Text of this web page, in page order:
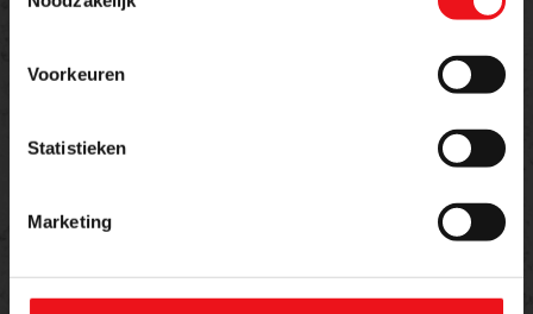
Voorkeuren
Statistieken
Marketing
Naam